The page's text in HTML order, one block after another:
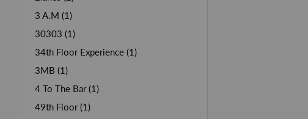
3 A.M (1)
30303 (1)
34th Floor Experience (1)
3MB (1)
4 To The Bar (1)
49th Floor (1)